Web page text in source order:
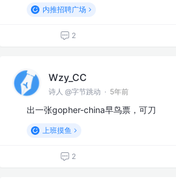
内推招聘广场
2
Wzy_CC
诗人 @字节跳动 · 5年前
出一张gopher-china早鸟票，可刀
上班摸鱼
2